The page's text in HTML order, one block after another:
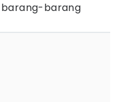
barang-barang